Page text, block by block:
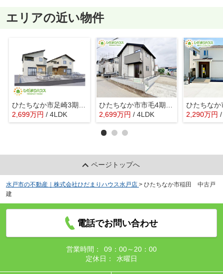
エリアの近い物件
ひたちなか市足崎3期 新築戸建 3号棟
2,699万円 / 4LDK
ひたちなか市市毛4期 新築戸建 1号棟
2,699万円 / 4LDK 2,290万円
ページトップへ
水戸市の不動産｜株式会社ひだまりハウス水戸店 > ひたちなか市稲田 中古戸
建
電話でお問い合わせ
営業時間：
09：00～20：00
定休日：
水曜日